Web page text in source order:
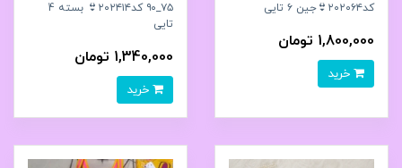
کد۲۰۲۰۶۴👙جین ۶ تایی
1,800,000 تومان
۷۵_۹۰ کد۲۰۲۴۱۴👙 بسته 4
تایی
1,340,000 تومان